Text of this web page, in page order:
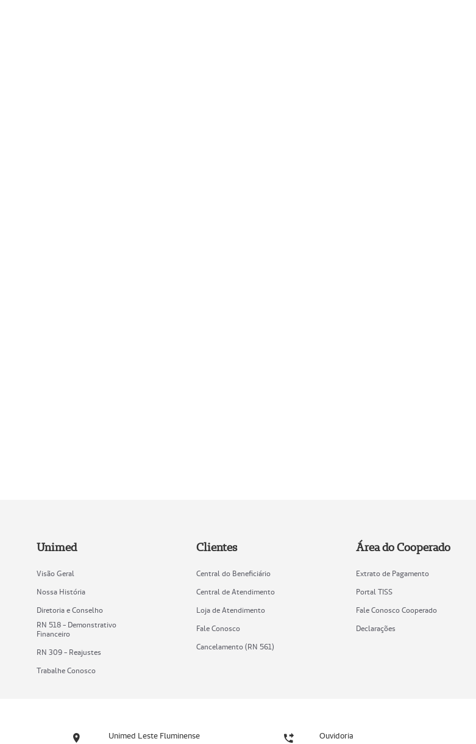
Unimed
Visão Geral
Nossa História
Diretoria e Conselho
RN 518 - Demonstrativo
Financeiro
RN 309 - Reajustes
Trabalhe Conosco
Clientes
Central do Beneficiário
Central de Atendimento
Loja de Atendimento
Fale Conosco
Cancelamento (RN 561)
Área do Cooperado
Extrato de Pagamento
Portal TISS
Fale Conosco Cooperado
Declarações
Unimed Leste Fluminense Ouvidoria